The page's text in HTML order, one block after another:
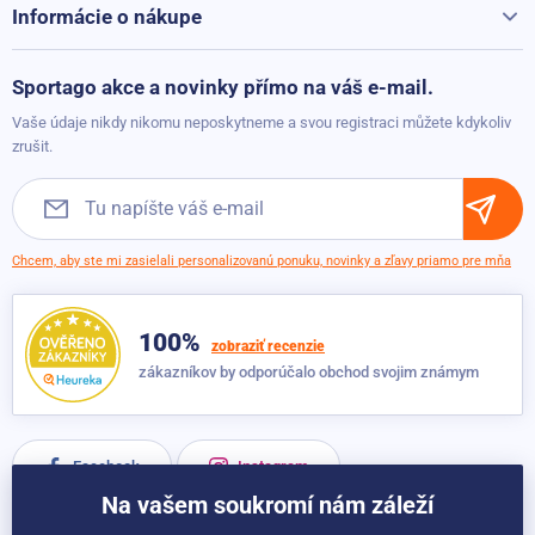
93,30 €
Balančná masážna podložka Sportago Spongy
26,70 €
17,80 €
Skladom
Posilovač brušných svalov Sportago Ab Booster Easy
84,40 €
Skladom
Sportago Twist Stepper
129,00 €
75,40 €
Kontakty
Informácie o nákupe
Obchodné podmienky
Sportago akce a novinky přímo na váš e-mail.
Vaše údaje nikdy nikomu neposkytneme a svou registraci můžete kdykoliv
zrušit.
Chcem, aby ste mi zasielali personalizovanú ponuku, novinky a zľavy priamo pre mňa
100% zobraziť recenzie
zákazníkov by odporúčalo obchod svojim známym
Facebook Instagram
Na vašem soukromí nám záleží